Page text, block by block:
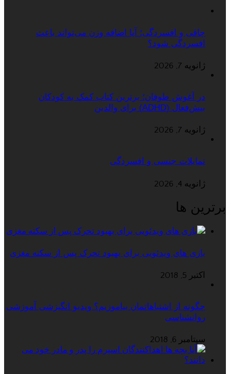
چاقی و افسردگی؛ آیا اضافه وزن می‌تواند باعث
افسردگی شود؟
ژانویه 7, 2026
در آغوش طوفان؛ برترین کتاب کمک به کودکان
بیش‌فعال (ADHD) برای والدین
ژانویه 7, 2026
تمایلات جنسی و افسردگی
ژانویه 4, 2026
برترین ها
بازی های ویدئویی برای بهبود تحرک پس از سکته مغزی
اکتبر 5, 2018
چگونه از اشتباهاتمان بیاموزیم؟ ویدیو انگیزشی آموزشی
روانشناسی
سپتامبر 6, 2018